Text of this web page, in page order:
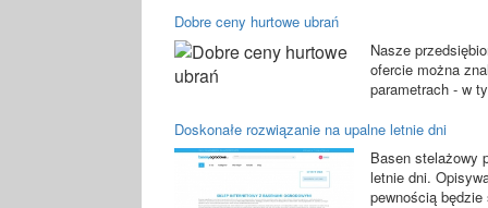
Dobre ceny hurtowe ubrań
Nasze
ofercie można
parametrach - w
Doskonałe rozwiązanie na upalne letnie dni
Basen stelażowy
letnie dni.
pewnością